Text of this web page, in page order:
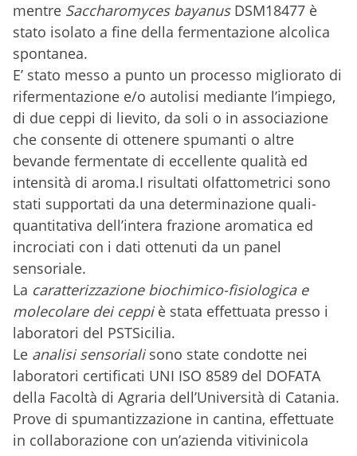
mentre Saccharomyces bayanusDSM18477 è
stato isolato a fine della fermentazione alcolica
spontanea.
E’ stato messo a punto un processo migliorato di
rifermentazione e/o autolisi mediante l’impiego,
di due ceppi di lievito, da soli o in associazione
che consente di ottenere spumanti o altre
bevande fermentate di eccellente qualità ed
intensità di aroma.I risultati olfattometrici sono
stati supportati da una determinazione quali-
quantitativa dell’intera frazione aromatica ed
incrociati con i dati ottenuti da un panel
sensoriale.
La caratterizzazione biochimico-fisiologica e
molecolare dei ceppiè stata effettuata presso i
laboratori del PSTSicilia.
Le analisi sensorialisono state condotte nei
laboratori certificati UNI ISO 8589 del DOFATA
della Facoltà di Agraria dell’Università di Catania.
Prove di spumantizzazione in cantina, effettuate
in collaborazione con un’azienda vitivinicola